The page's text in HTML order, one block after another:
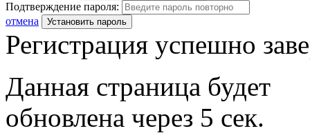
Подтверждение пароля:
отмена
Установить пароль
Регистрация успешно
Данная страница будет
обновлена через 5 сек.